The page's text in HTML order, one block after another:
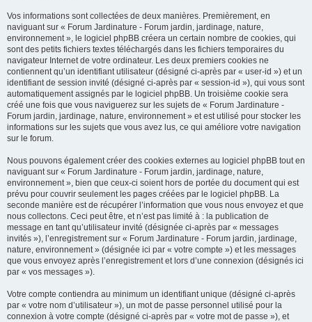
Vos informations sont collectées de deux manières. Premièrement, en
naviguant sur « Forum Jardinature - Forum jardin, jardinage, nature,
environnement », le logiciel phpBB créera un certain nombre de cookies, qui
sont des petits fichiers textes téléchargés dans les fichiers temporaires du
navigateur Internet de votre ordinateur. Les deux premiers cookies ne
contiennent qu’un identifiant utilisateur (désigné ci-après par « user-id ») et un
identifiant de session invité (désigné ci-après par « session-id »), qui vous sont
automatiquement assignés par le logiciel phpBB. Un troisième cookie sera
créé une fois que vous naviguerez sur les sujets de « Forum Jardinature -
Forum jardin, jardinage, nature, environnement » et est utilisé pour stocker les
informations sur les sujets que vous avez lus, ce qui améliore votre navigation
sur le forum.
Nous pouvons également créer des cookies externes au logiciel phpBB tout en
naviguant sur « Forum Jardinature - Forum jardin, jardinage, nature,
environnement », bien que ceux-ci soient hors de portée du document qui est
prévu pour couvrir seulement les pages créées par le logiciel phpBB. La
seconde manière est de récupérer l’information que vous nous envoyez et que
nous collectons. Ceci peut être, et n’est pas limité à : la publication de
message en tant qu’utilisateur invité (désignée ci-après par « messages
invités »), l’enregistrement sur « Forum Jardinature - Forum jardin, jardinage,
nature, environnement » (désignée ici par « votre compte ») et les messages
que vous envoyez après l’enregistrement et lors d’une connexion (désignés ici
par « vos messages »).
Votre compte contiendra au minimum un identifiant unique (désigné ci-après
par « votre nom d’utilisateur »), un mot de passe personnel utilisé pour la
connexion à votre compte (désigné ci-après par « votre mot de passe »), et